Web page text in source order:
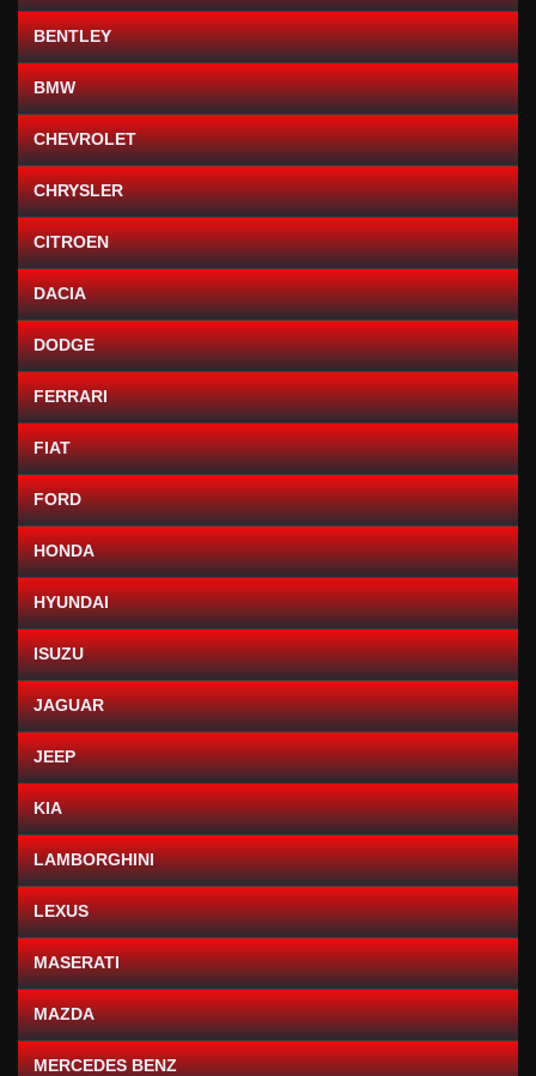
BENTLEY
BMW
CHEVROLET
CHRYSLER
CITROEN
DACIA
DODGE
FERRARI
FIAT
FORD
HONDA
HYUNDAI
ISUZU
JAGUAR
JEEP
KIA
LAMBORGHINI
LEXUS
MASERATI
MAZDA
MERCEDES BENZ